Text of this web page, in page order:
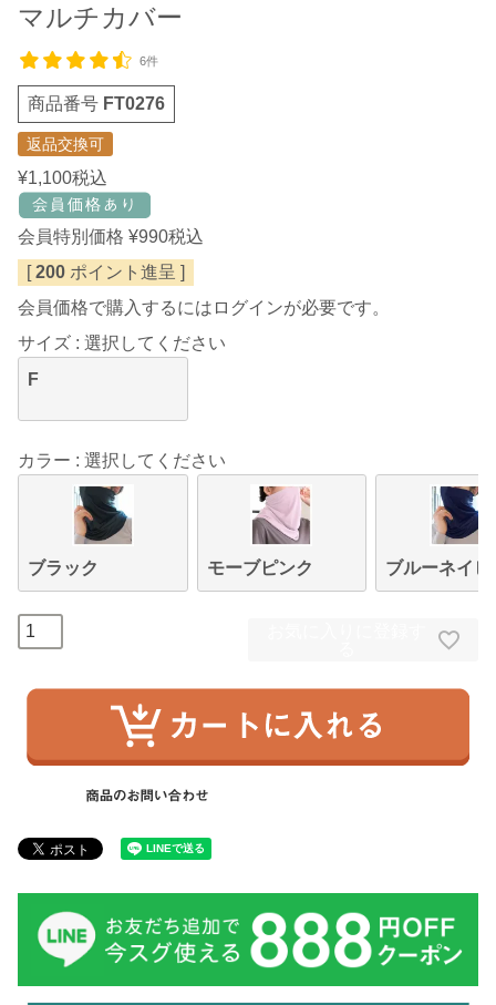
マルチカバー
6件
商品番号 FT0276
返品交換可
¥1,100税込
会員特別価格 ¥990税込
[ 200 ポイント進呈 ]
会員価格で購入するにはログインが必要です。
サイズ
選択してください
F
カラー 選択してください
ブラック モーブピンク ブルーネイビ